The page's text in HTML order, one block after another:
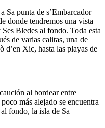
Sa punta de s’Embarcador
donde tendremos una vista
Bledes al fondo. Toda esta
de varias calitas, una de
d’en Xic, hasta las playas de
al bordear entre
más alejado se encuentra
fondo, la isla de Sa